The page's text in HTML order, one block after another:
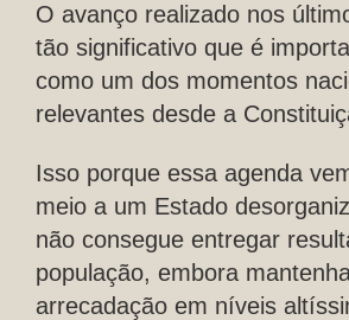
O avanço realizado nos
tão significativo que é
como um dos momentos
relevantes desde a
Isso porque essa agenda
meio a um Estado
não consegue entregar
população, embora
arrecadação em níveis